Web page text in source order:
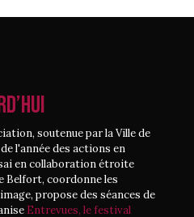
soutenue par la Ville de
l'année des actions en
en collaboration étroite
Belfort, coordonne les
propose des séances de
Entrevues, le festival